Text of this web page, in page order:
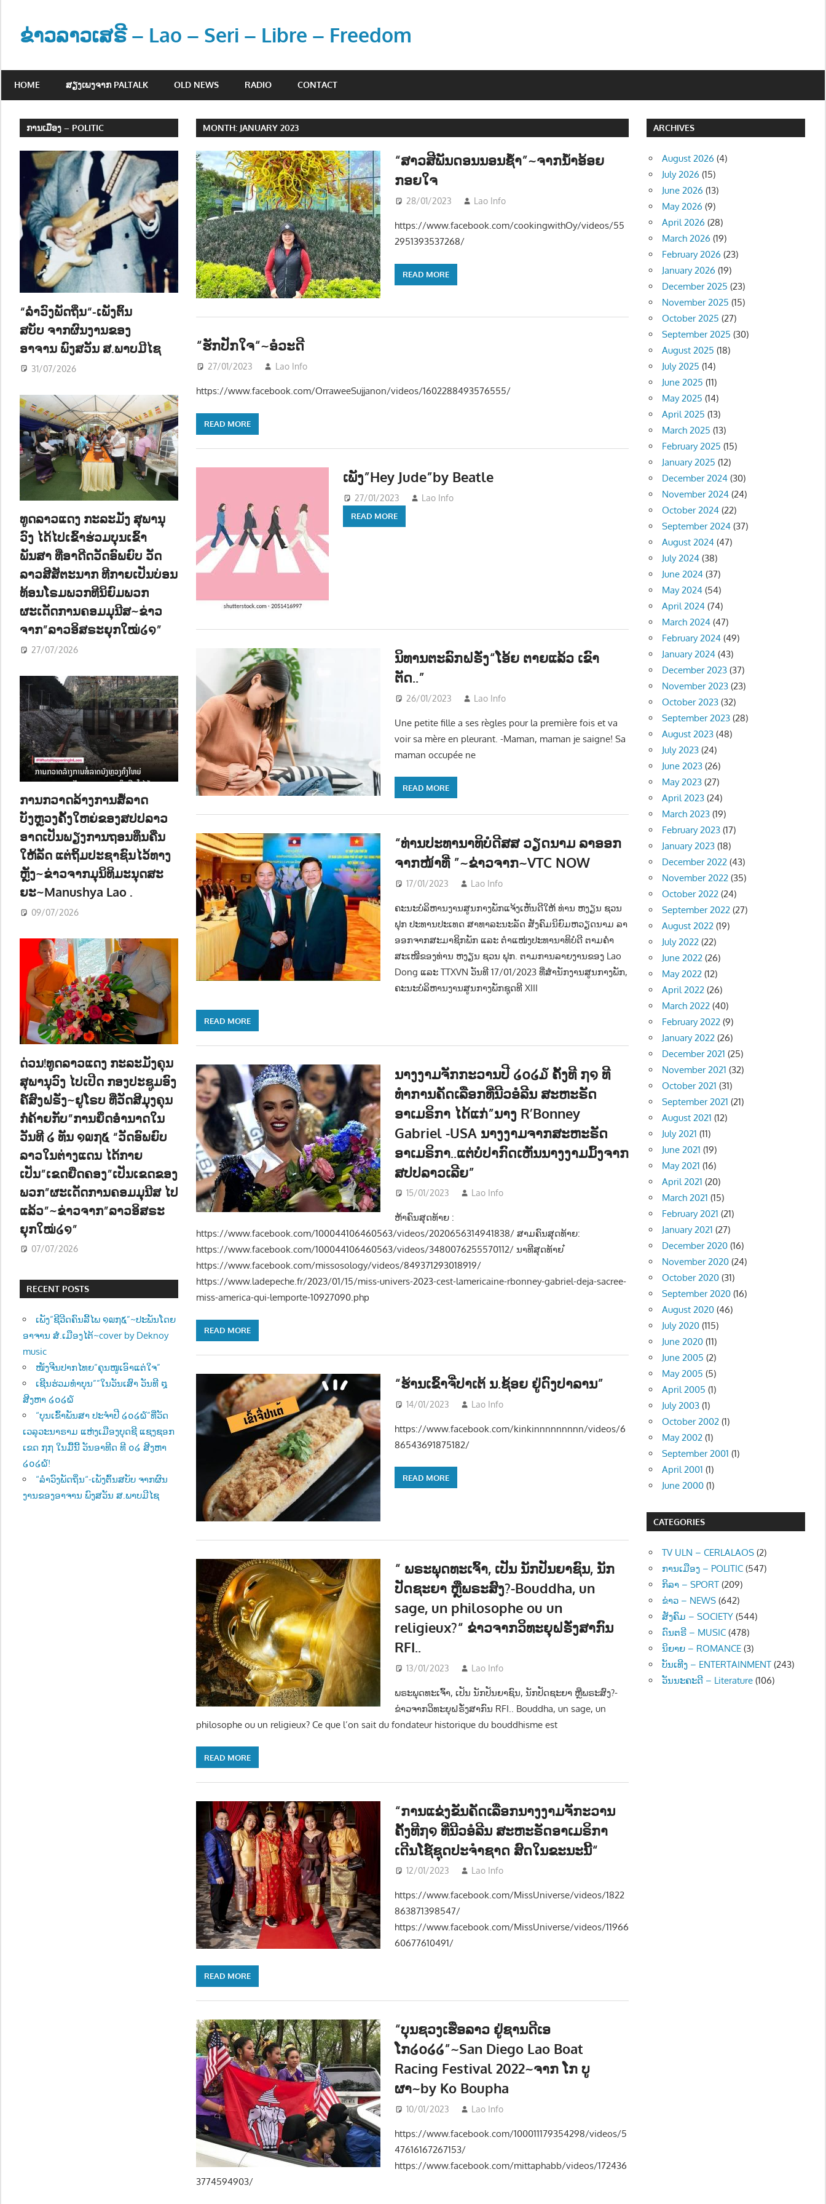
contentຂ່າວລາວເສຣີ – Lao – Seri – Libre – Freedom
ວ
ະ
ຂ່
າ
ວ
າ
HOME ສຽງເພງຈາກ PALTALK OLD NEWS RADIO CONTACT
MONTH: JANUARY 2023
“ສາວສີພັນດອນນອນຊໍ້າ”~ຈາກນໍ້າອ້ອຍ
ກອຍໃຈ
28/01/2023 Lao Info
https://www.facebook.com/cookingwithOy/videos/55
2951393537268/
READ MORE
“ຮັກປັກໃຈ“~ອໍວະດີ
27/01/2023 Lao Info
https://www.facebook.com/OrraweeSujjanon/videos/1602288493576555/
READ MORE
ເພັງ”Hey Jude”by Beatle
27/01/2023 Lao Info
READ MORE
ນິທານຕະລົກຝຣັ່ງ“ໂອ້ຍ ຕາຍແລ້ວ ເຂົາ
ຕັດ..”
26/01/2023 Lao Info
Une petite fille a ses règles pour la première fois et va
voir sa mère en pleurant. -Maman, maman je saigne! Sa
maman occupée ne
READ MORE
“ທ່ານປະທານາທິບໍດີສສ ວຽດນາມ ລາອອກ
ຈາກໜ້າທີ່ ”~ຂ່າວຈາກ~VTC NOW
17/01/2023 Lao Info ຂ່າວ - NEWS
ຄະນະ​ບໍລິຫານ​ງານ​ສູນ​ກາງ​ພັກແຈ້ງເຫັນດີໃຫ້ ທ່ານ ຫງຽນ ຊວນ
ຟຸກ ປະທານປະເທດ ສາທາລະນະລັດ ສັງຄົມນິຍົມຫວຽດນາມ ລາ
ອອກຈາກສະມາຊິກພັກ ແລະ ຕຳແໜ່ງປະທານາທິບໍດີ ຕາມຄຳ
ສະເໜີຂອງທ່ານ ຫງຽນ ຊວນ ຟຸກ. ຕາມການລາຍງານຂອງ Lao
Dong ແລະ TTXVN ວັນທີ 17/01/2023 ທີ່ສຳນັກງານ​ສູນ​ກາງ​ພັກ,
ຄະນະ​ບໍລິຫານ​ງານ​ສູນ​ກາງ​ພັກ​ຊຸດ​ທີ XIII
READ MORE
ນາງງາມຈັກກະວານປີ ໒໐໒໓ ຄັ້ງທີ ໗໑ ທີ
ທຳການຄັດເລືອກທີ່ນີວອໍລີນ ສະຫະຣັດ
ອາເມຣິກາ ໄດ້ແກ່”ນາງ R’Bonney
Gabriel -USA ນາງງາມຈາກສະຫະຣັດ
ອາເມຣິກາ..ແຕ່ບໍ່ປາກົດເຫັນນາງງາມມົ້ງຈາກ
ສປປລາວເລີຍ”
15/01/2023 Lao Info
ຫ້າຄົນສຸດທ້າຍ :
https://www.facebook.com/100044106460563/videos/2020656314941838/ ສາມຄົນສຸດທ້າຍ:
https://www.facebook.com/100044106460563/videos/3480076255570112/ ນາທີສຸດທ້າຍ ໋
https://www.facebook.com/missosology/videos/849371293018919/
https://www.ladepeche.fr/2023/01/15/miss-univers-2023-cest-lamericaine-rbonney-gabriel-deja-sacree-
miss-america-qui-lemporte-10927090.php
READ MORE
“ຮ້ານເຂົ້າຈີ່ປາເຕ້ ນ.ຊ້ອຍ ຢູ່ດົງປາລານ”
14/01/2023 Lao Info
https://www.facebook.com/kinkinnnnnnnnn/videos/6
86543691875182/
READ MORE
“ ພຣະພຸດທະເຈົ້າ, ເປັນ ນັກປັນຍາຊົນ, ນັກ
ປັດຊະຍາ ຫຼືພຣະສົງ?-Bouddha, un
sage, un philosophe ou un
religieux?“ ຂ່າວຈາກວິທະຍຸຝຣັ່ງສາກົນ
RFI..
13/01/2023 Lao Info
ພຣະພຸດທະເຈົ້າ, ເປັນ ນັກປັນຍາຊົນ, ນັກປັດຊະຍາ ຫຼືພຣະສົງ?-
ຂ່າວຈາກວິທະຍຸຝຣັ່ງສາກົນ RFI.. Bouddha, un sage, un
philosophe ou un religieux? Ce que l’on sait du fondateur historique du bouddhisme est
READ MORE
“ການແຂ່ງຂັນຄັດເລືອກນາງງາມຈັກະວານ
ຄັ້ງທີ໗໑ ທີ່ນີວອໍລີນ ສະຫະຣັດອາເມຣິກາ
ເດີນໂຊ໌ຊຸດປະຈຳຊາດ ສົດໃນຂະນະນີ້“
12/01/2023 Lao Info
https://www.facebook.com/MissUniverse/videos/1822
863871398547/
https://www.facebook.com/MissUniverse/videos/11966
60677610491/
READ MORE
“ບຸນຊວງເຮືອລາວ ຢູ່ຊານດີເອ
ໂກ໒໐໒໒”~San Diego Lao Boat
Racing Festival 2022~ຈາກ ໂກ ບູ
ຜາ~by Ko Boupha
10/01/2023 Lao Info
https://www.facebook.com/100011179354298/videos/5
47616167267153/
https://www.facebook.com/mittaphabb/videos/172436
3774594903/
ການເມືອງ – POLITIC
“ລຳວົງພັດຖິ່ນ“-ເພັງຕົ້ນ
ສບັບ ຈາກຜົນງານຂອງ
ອາຈານ ພົງສວັນ ສ.ພາບມີໄຊ
31/07/2026
ທູດລາວແດງ ກະລະມັງ ສຸພານຸ
ວົງ ໄດ້ໄປເຂົ້າຮ່ວມບຸນເຂົ້າ
ພັນສາ ທີ່ອາດີດວັດອົພຍົບ ວັດ
ລາວສີສັຕະນາກ ທີກາຍເປັນບ່ອນ
ທ້ອນໂຣມພວກທີນິຍົມພວກ
ຜະເດັດການຄອມມຸນີສ~ຂ່າວ
ຈາກ”ລາວອິສຣະຍຸກໃໝ່໒໑”
27/07/2026
ການກວາດລ້າງການສໍ້ລາດ
ບັງຫຼວງຄັ້ງໃຫຍ່ຂອງສປປລາວ
ອາດເປັນພຽງການຖອນທຶນຄືນ
ໃຫ້ລັດ ແຕ່ຖິ້ມປະຊາຊົນໄວ້ທາງ
ຫຼັງ~ຂ່າວຈາກມຸນິທິມະນຸດສະ
ຍະ~Manushya Lao .
09/07/2026
ດ່ວນ!ທູດລາວແດງ ກະລະມັງຄຸນ
ສຸພານຸວົງ ໄປເປີດ ກອງປະຊູມອົງ
ຄ໌ສົງຝຣັ່ງ~ຢູໂຣບ ທີ່ວັດສີມຸງຄຸນ
ກໍຄ້າຍກັບ”ການຍຶດອຳນາດໃນ
ວັນທີ ໒ ທັນ ໑໙໗໕ “ວັດອົພຍົບ
ລາວໃນຕ່າງແດນ ໄດ້ກາຍ
ເປັນ”ເຂດຍືດຄອງ”ເປັນເຂດຂອງ
ພວກ”ຜະເດັດການຄອມມຸນີສ ໄປ
ແລ້ວ”~ຂ່າວຈາກ”ລາວອິສຣະ
ຍຸກໃໝ່໒໑”
07/07/2026
RECENT POSTS
ເພັງ”ຊີວີດຄົນລີ້ໄພ ໑໙໗໕”~ປະພັນໂດຍ
ອາຈານ ສໍ.ເມືອງໄຕ້~cover by Deknoy
music
ໜັງຈີນປາກໄທຍ”ຄຸນໜູເອົາແຕ່ໃຈ”
ເຊີນຮ່ວມທຳບຸນ””ໃນວັນເສົາ ວັນທີ ໘
ສີງຫາ ໒໐໒໖
“ບຸນເຂົ້າພັນສາ ປະຈຳປີ ໒໐໒໖”ທີ່ວັດ
ເວລຸວະນາຣາມ ແຫ່ງເມືອງບຸດຊີ ແຊງຊອກ
ເຂດ ໗໗ ໃນມື້ນີ້ ວັນອາທີດ ທີ ໐໒ ສີງຫາ
໒໐໒໖!
“ລຳວົງພັດຖິ່ນ“-ເພັງຕົ້ນສບັບ ຈາກຜົນ
ງານຂອງອາຈານ ພົງສວັນ ສ.ພາບມີໄຊ
ARCHIVES
August 2026 (4)
July 2026 (15)
June 2026 (13)
May 2026 (9)
April 2026 (28)
March 2026 (19)
February 2026 (23)
January 2026 (19)
December 2025 (23)
November 2025 (15)
October 2025 (27)
September 2025 (30)
August 2025 (18)
July 2025 (14)
June 2025 (11)
May 2025 (14)
April 2025 (13)
March 2025 (13)
February 2025 (15)
January 2025 (12)
December 2024 (30)
November 2024 (24)
October 2024 (22)
September 2024 (37)
August 2024 (47)
July 2024 (38)
June 2024 (37)
May 2024 (54)
April 2024 (74)
March 2024 (47)
February 2024 (49)
January 2024 (43)
December 2023 (37)
November 2023 (23)
October 2023 (32)
September 2023 (28)
August 2023 (48)
July 2023 (24)
June 2023 (26)
May 2023 (27)
April 2023 (24)
March 2023 (19)
February 2023 (17)
January 2023 (18)
December 2022 (43)
November 2022 (35)
October 2022 (24)
September 2022 (27)
August 2022 (19)
July 2022 (22)
June 2022 (26)
May 2022 (12)
April 2022 (26)
March 2022 (40)
February 2022 (9)
January 2022 (26)
December 2021 (25)
November 2021 (32)
October 2021 (31)
September 2021 (21)
August 2021 (12)
July 2021 (11)
June 2021 (19)
May 2021 (16)
April 2021 (20)
March 2021 (15)
February 2021 (21)
January 2021 (27)
December 2020 (16)
November 2020 (24)
October 2020 (31)
September 2020 (16)
August 2020 (46)
July 2020 (115)
June 2020 (11)
June 2005 (2)
May 2005 (5)
April 2005 (1)
July 2003 (1)
October 2002 (1)
May 2002 (1)
September 2001 (1)
April 2001 (1)
June 2000 (1)
CATEGORIES
TV ULN – CERLALAOS (2)
ການເມືອງ – POLITIC (547)
ກິລາ – SPORT (209)
ຂ່າວ – NEWS (642)
ສັງຄົມ – SOCIETY (544)
ດົນຕຣີ – MUSIC (478)
ນິຍາຍ – ROMANCE (3)
ບັນເທີງ – ENTERTAINMENT (243)
ວັນນະຄະດີ – Literature (106)